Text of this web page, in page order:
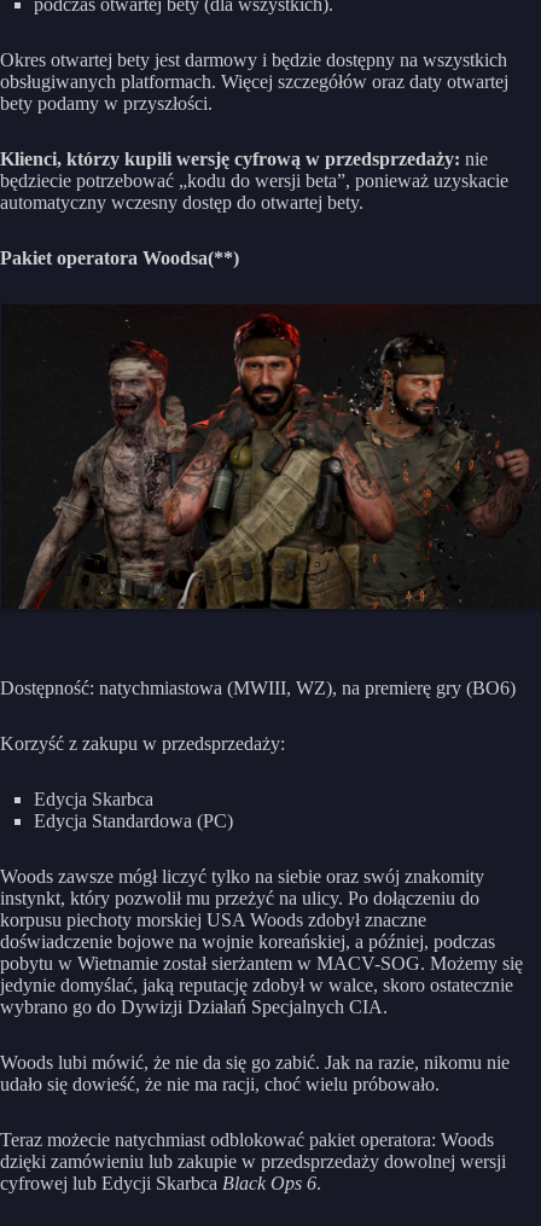
Okres otwartej bety jest darmowy i będzie dostępny na wszystkich
obsługiwanych platformach. Więcej szczegółów oraz daty otwartej
bety podamy w przyszłości.
Klienci, którzy kupili wersję cyfrową w przedsprzedaży: nie
będziecie potrzebować „kodu do wersji beta”, ponieważ uzyskacie
automatyczny wczesny dostęp do otwartej bety.
Pakiet operatora Woodsa(**)
Dostępność: natychmiastowa (MWIII, WZ), na premierę gry (BO6)
Korzyść z zakupu w przedsprzedaży:
Edycja Skarbca
Edycja Standardowa (PC)
Woods zawsze mógł liczyć tylko na siebie oraz swój znakomity
instynkt, który pozwolił mu przeżyć na ulicy. Po dołączeniu do
korpusu piechoty morskiej USA Woods zdobył znaczne
doświadczenie bojowe na wojnie koreańskiej, a później, podczas
pobytu w Wietnamie został sierżantem w MACV-SOG. Możemy się
jedynie domyślać, jaką reputację zdobył w walce, skoro ostatecznie
wybrano go do Dywizji Działań Specjalnych CIA.
Woods lubi mówić, że nie da się go zabić. Jak na razie, nikomu nie
udało się dowieść, że nie ma racji, choć wielu próbowało.
Teraz możecie natychmiast odblokować pakiet operatora: Woods
dzięki zamówieniu lub zakupie w przedsprzedaży dowolnej wersji
cyfrowej lub Edycji Skarbca Black Ops 6.